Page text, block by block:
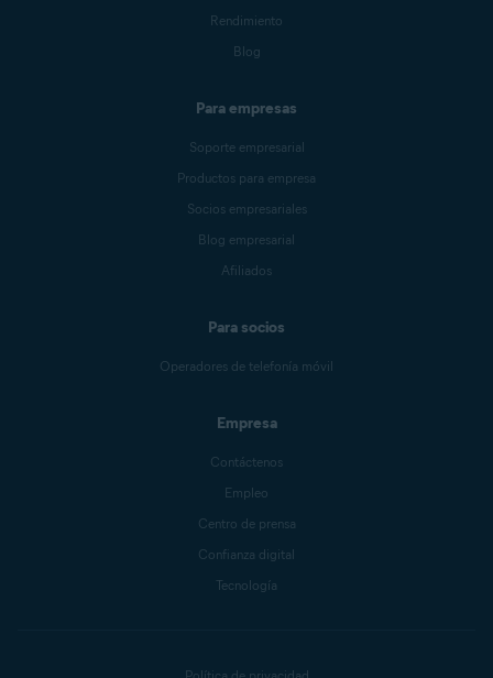
Rendimiento
Blog
Para empresas
Soporte empresarial
Productos para empresa
Socios empresariales
Blog empresarial
Afiliados
Para socios
Operadores de telefonía móvil
Empresa
Contáctenos
Empleo
Centro de prensa
Confianza digital
Tecnología